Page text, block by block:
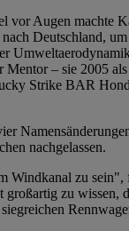
vor Augen machte
Deutschland,
Mentor – sie 2005
Strike BAR
nachgelassen.
Windkanal zu
zu wissen,